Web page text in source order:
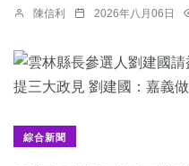
陳信利 2026年八月06日
綜合新聞